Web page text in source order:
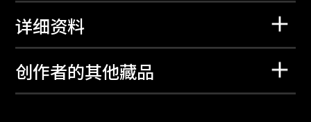
详细资料
创作者的其他藏品